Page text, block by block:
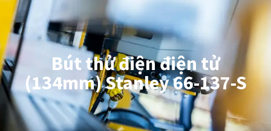
Bút thử điện điện tử
(134mm) Stanley 66-137-S